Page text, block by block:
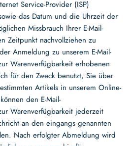
Service-Provider (ISP)
das Datum und die Uhrzeit der
Missbrauch Ihrer E-Mail-
Zeitpunkt nachvollziehen zu
Anmeldung zu unserem E-Mail-
Warenverfügbarkeit erhobenen
für den Zweck benutzt, Sie über
Artikels in unserem Online-
den E-Mail-
Warenverfügbarkeit jederzeit
an den eingangs genannten
Nach erfolgter Abmeldung wird